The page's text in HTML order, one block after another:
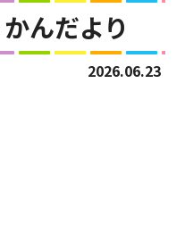
んだより
2026.06.23